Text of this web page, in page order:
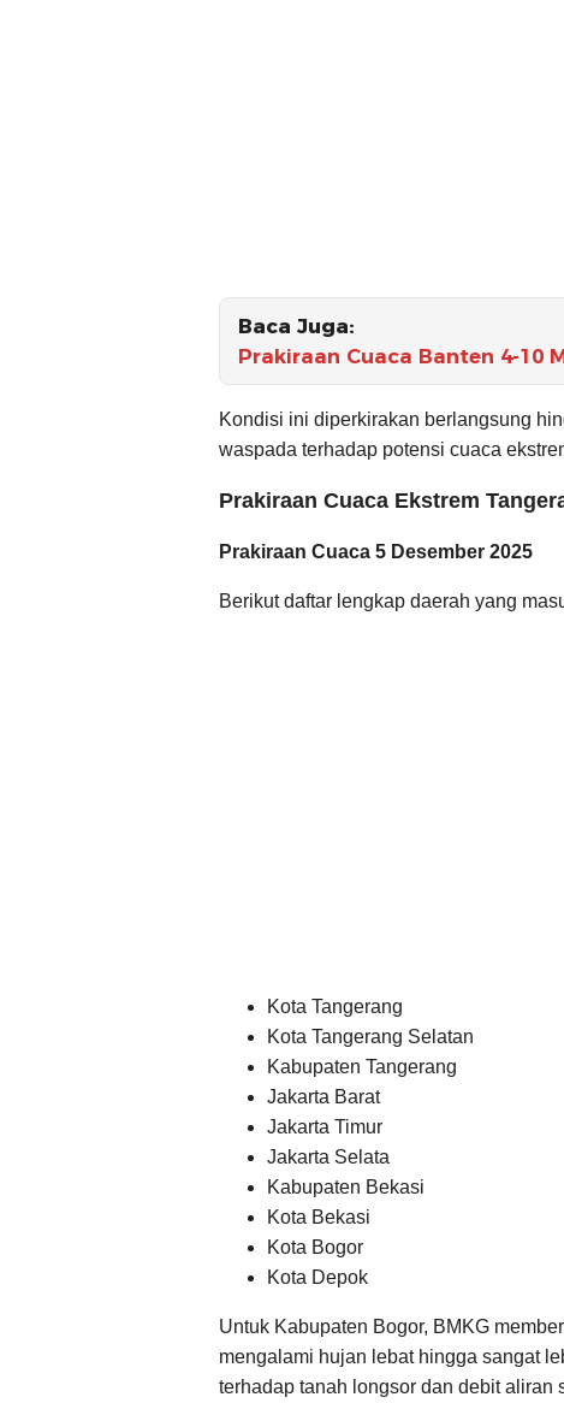
Baca Juga:
Prakiraan Cuaca Banten 4-10
Kondisi ini diperkirakan berlangsung
waspada terhadap potensi cuaca
Prakiraan Cuaca Ekstrem
Prakiraan Cuaca 5 Desember 2025
Berikut daftar lengkap daerah yang
Kota Tangerang
Kota Tangerang Selatan
Kabupaten Tangerang
Jakarta Barat
Jakarta Timur
Jakarta Selata
Kabupaten Bekasi
Kota Bekasi
Kota Bogor
Kota Depok
Untuk Kabupaten Bogor, BMKG
mengalami hujan lebat hingga sangat
terhadap tanah longsor dan debit aliran